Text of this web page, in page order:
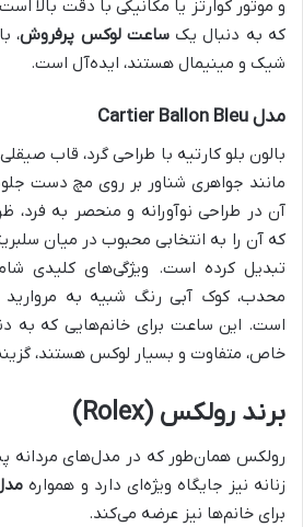
و موتور کوارتز یا مکانیکی با دقت بالا
که به دنبال یکساعت لوکس پرفروش،
شیک و مینیمال هستند، ایده‌آل است.
مدل Cartier Ballon Bleu
بالون بلو کارتیه با طراحی گرد، قاب
مانند جواهری شناور بر روی مچ دست
آن در طراحی نوآورانه و منحصر به
که آن را به انتخابی محبوب در میان
تبدیل کرده است. ویژگی‌های کلیدی
محدب، کوک آبی رنگ شبیه به مروارید
است. این ساعت برای خانم‌هایی که به
خاص، متفاوت و بسیار لوکس هستند،
برند رولکس (Rolex)
رولکس همان‌طور که در مدل‌های مردانه
زنانه نیز جایگاه ویژه‌ای دارد و همواره
برای خانم‌ها نیز عرضه می‌کند.